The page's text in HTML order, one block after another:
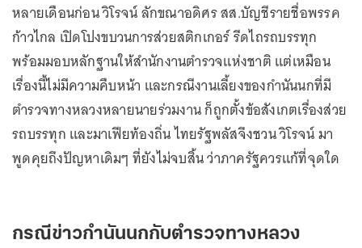
หลายเดือนก่อน วิโรจน์ ลักขณาอดิศร สส.บัญชีรายชื่อพรรค
ก้าวไกล เปิดโปงขบวนการส่วยสติกเกอร์ รีดไถรถบรรทุก
พร้อมมอบหลักฐานให้สำนักงานตำรวจแห่งชาติ แต่เหมือน
เรื่องนี้ไม่มีความคืบหน้า และกรณีงานเลี้ยงของกำนันนกที่มี
ตำรวจทางหลวงหลายนายร่วมงาน ก็ถูกตั้งข้อสังเกตเรื่องส่วย
รถบรรทุก และมาเฟียท้องถิ่น ไทยรัฐพลัสจึงชวน วิโรจน์ มา
พูดคุยถึงปัญหาเดิมๆ ที่ยังไม่จบสิ้น ว่าภาครัฐควรแก้ที่จุดใด
กรณีข่าวกำนันนกกับตำรวจทางหลวง